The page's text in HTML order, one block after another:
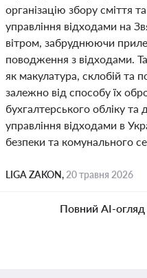
організацію збору сміття
управління відходами на
вітром, забруднюючи
поводження з відходами.
як макулатура, склобій та
залежно від способу їх
бухгалтерського обліку
управління відходами в
безпеки та комунального
LIGA ZAKON, 20 травня 2026
Повний AI-огляд